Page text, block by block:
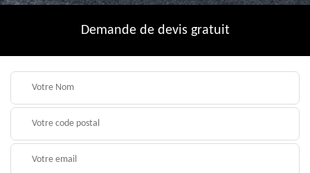
Demande de devis gratuit